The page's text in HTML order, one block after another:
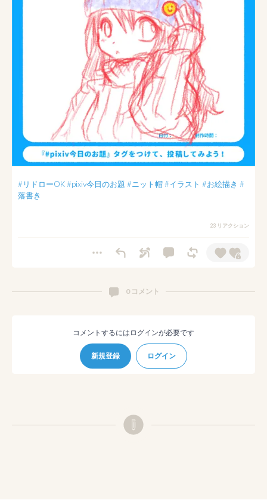
#リドローOK#pixiv今日のお題 #ニット帽#イラスト #お絵描き #
落書き
23 リアクション
0 コメント
コメントするにはログインが必要です
新規登録 ログイン